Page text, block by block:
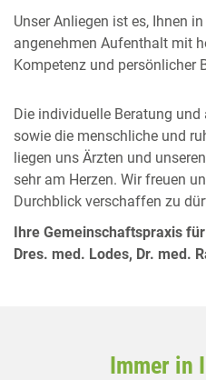
Unser Anliegen ist es, Ihnen
angenehmen Aufenthalt mit
Kompetenz und persönlicher
Die individuelle Beratung
sowie die menschliche und
liegen uns Ärzten und
sehr am Herzen. Wir freuen
Durchblick verschaffen zu
Ihre Gemeinschaftspraxis
Dres. med. Lodes, Dr. med.
Immer in